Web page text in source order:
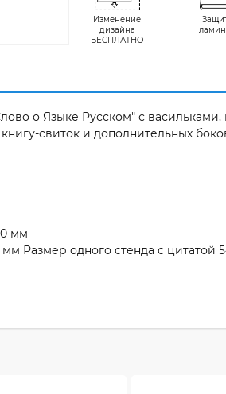
Изменение
дизайна
БЕСПЛАТНО
о Языке Русском" с
свиток и дополнительных
мм
Размер одного стенда с цитатой